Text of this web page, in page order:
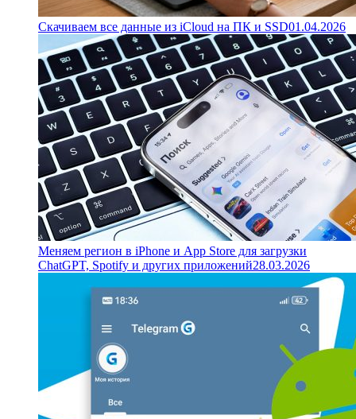
Скачиваем все данные из iCloud на ПК и SSD01.04.2026
Меняем регион в iPhone и App Store для загрузки
ChatGPT, Spotify и других приложений28.03.2026